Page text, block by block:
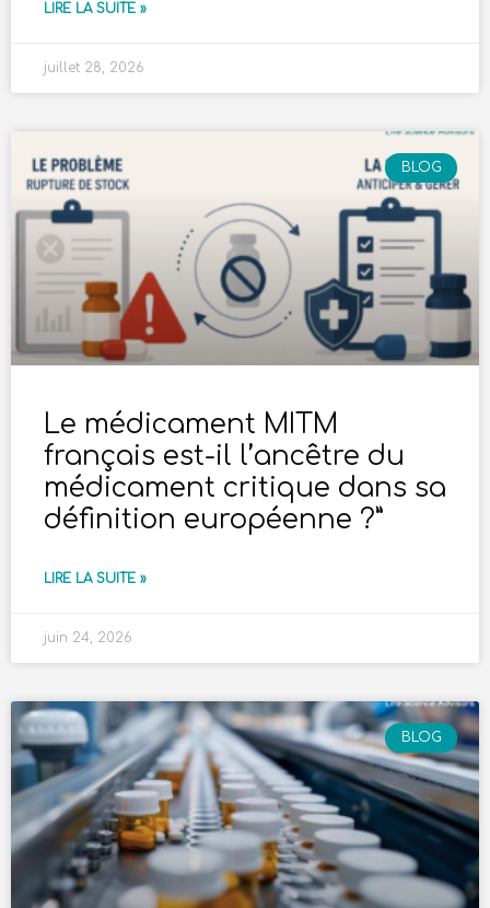
LIRE LA SUITE »
juillet 28, 2026
BLOG
Le médicament MITM
français est-il l’ancêtre du
médicament critique dans sa
définition européenne ?”
LIRE LA SUITE »
juin 24, 2026
BLOG